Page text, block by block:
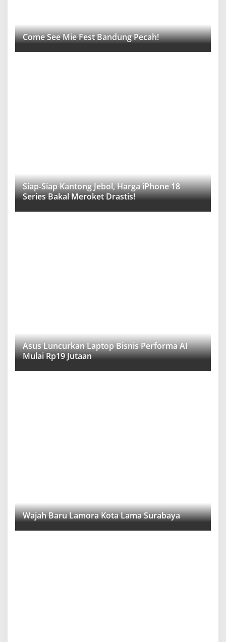
Come See Mie Fest Bandung Pecah!
Siap-Siap Kantong Jebol, Harga iPhone 18
Series Bakal Meroket Drastis!
Asus Luncurkan Laptop Bisnis Performa AI
Mulai Rp19 Jutaan
Wajah Baru Lamora Kota Lama Surabaya